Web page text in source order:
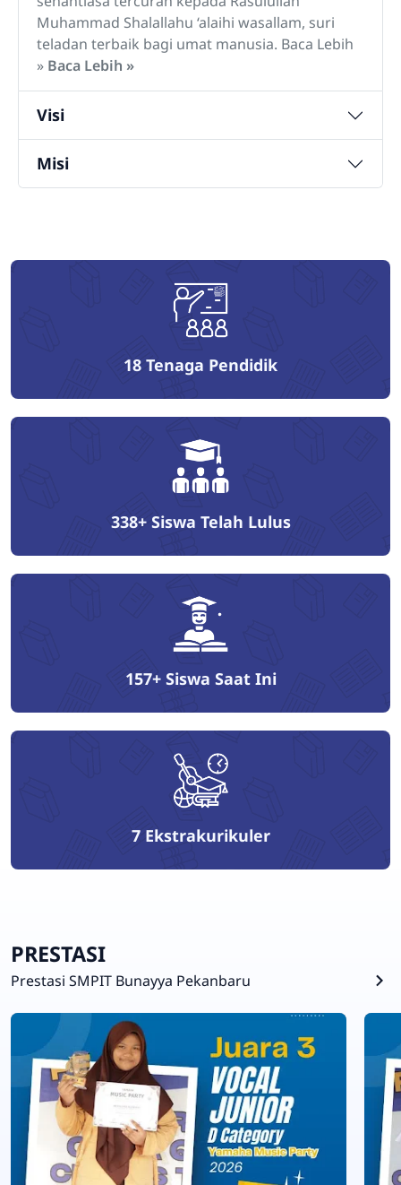
Muhammad Shalallahu ‘alaihi wasallam, suri
teladan terbaik bagi umat manusia. Baca Lebih
» Baca Lebih »
Visi
Misi
18 Tenaga Pendidik
338+Siswa Telah Lulus
157+Siswa Saat Ini
7Ekstrakurikuler
PRESTASI
Prestasi SMPIT Bunayya Pekanbaru